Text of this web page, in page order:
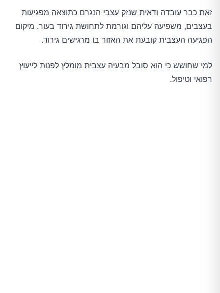
זאת כבר עובדה ודאית שנזק עצבי הנגרם כתוצאה מפגיעות
בעצבים, משפיעה עליהם וגורמת לתחושת גירוד בעור. מיקום
הפגיעה העצבית קובעת את האזור בו מרגישים גירוד.
למי שחושש כי הוא סובל מבעיה עצבית מומלץ לפנות לייעוץ
רפואי וטיפול.